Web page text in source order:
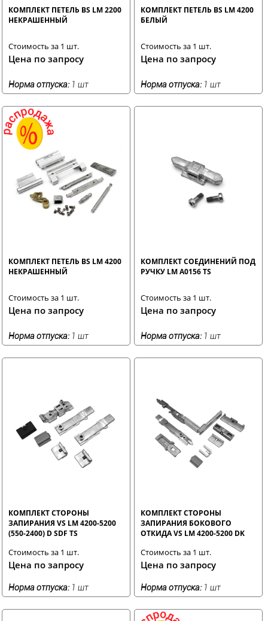
КОМПЛЕКТ ПЕТЕЛЬ BS LM 2200
НЕКРАШЕННЫЙ
Стоимость за 1 шт.
Цена по запросу
Норма отпуска: 1 шт
КОМПЛЕКТ ПЕТЕЛЬ BS LM 4200
БЕЛЫЙ
Стоимость за 1 шт.
Цена по запросу
Норма отпуска: 1 шт
КОМПЛЕКТ ПЕТЕЛЬ BS LM 4200
НЕКРАШЕННЫЙ
Стоимость за 1 шт.
Цена по запросу
Норма отпуска: 1 шт
КОМПЛЕКТ СОЕДИНЕНИЙ ПОД
РУЧКУ LM A0156 TS
Стоимость за 1 шт.
Цена по запросу
Норма отпуска: 1 шт
КОМПЛЕКТ СТОРОНЫ
ЗАПИРАНИЯ VS LM 4200-5200
(550-2400) D SDF TS
Стоимость за 1 шт.
Цена по запросу
Норма отпуска: 1 шт
КОМПЛЕКТ СТОРОНЫ
ЗАПИРАНИЯ БОКОВОГО
ОТКИДА VS LM 4200-5200 DK
Стоимость за 1 шт.
Цена по запросу
Норма отпуска: 1 шт